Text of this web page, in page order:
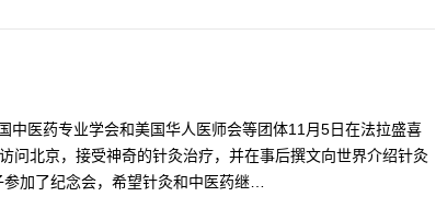
中医药专业学会和美国华人医师会等团体11月5日在法拉盛喜
问北京，接受神奇的针灸治疗，并在事后撰文向世界介绍针灸
加了纪念会，希望针灸和中医药继…